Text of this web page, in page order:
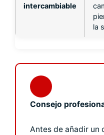
intercambiable
la
Consejo
Antes de añadir un